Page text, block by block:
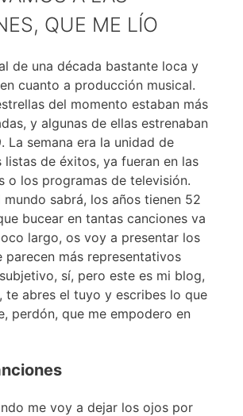
QUE ME LÍO
de una década bastante loca y
cuanto a producción musical.
del momento estaban más
y algunas de ellas estrenaban
La semana era la unidad de
listas de éxitos, ya fueran en las
o los programas de televisión.
sabrá, los años tienen 52
bucear en tantas canciones va
largo, os voy a presentar los
parecen más representativos
sí, pero este es mi blog,
te abres el tuyo y escribes lo que
perdón, que me empodero en
me voy a dejar los ojos por